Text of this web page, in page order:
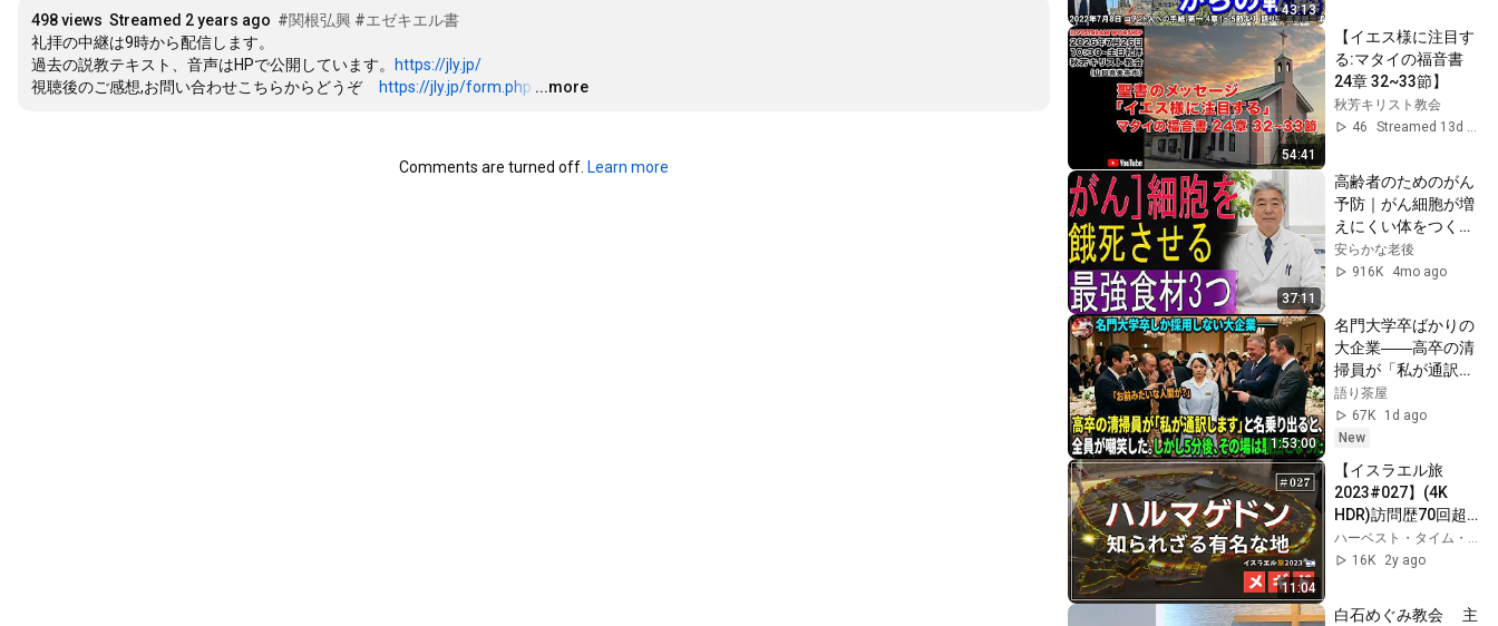
498 views Streamed 2 years ago #関根弘興 #エゼキエル書
礼拝の中継は9時から配信します。
過去の説教テキスト、音声はHPで公開しています。
https://jly.jp/
視聴後のご感想,お問い合わせこちらからどうぞ
https://jly.jp/form.php …
...more
Comments are turned off. Learn more
43:13
8日 レディースタイ
ム
54:41
【イエス様に注目す
る:マタイの福音書
24章 32~33節】
秋芳キリスト教会
46
37:11
高齢者のためのがん
予防｜がん細胞が増
えにくい体をつくる
食事法
安らかな老後
916K
4mo ago
1:53:00
名門大学卒ばかりの
大企業――高卒の清
掃員が「私が通訳い
たします」と財閥会
長に告げた瞬間、全
員が嘲笑した。しか
し5分後、その場は
静まり返った。#動
エピソード#老後の
物語 #家族の物語
語り茶屋
67K
1d ago
New
11:04
【イスラエル旅
2023#027】(4K
HDR)訪問歴70回超
｜中川牧師とめぐる
旅：【メギド】ハル
る有名な地
ハーベスト・タイム・ミニストリーズHarvest Time Ministries
16K
2y ago
白石めぐみ教会 　主